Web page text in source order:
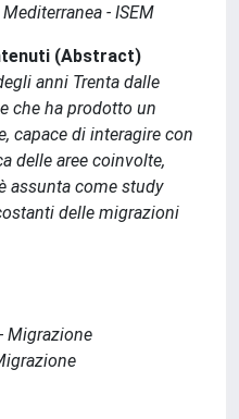
- ISEM
(Abstract)
anni Trenta dalle
che ha prodotto un
capace di interagire con
delle aree coinvolte,
assunta come study
delle migrazioni
Migrazione